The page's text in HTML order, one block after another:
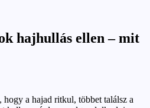
hajhullás ellen – mit
hogy a hajad ritkul, többet találsz a